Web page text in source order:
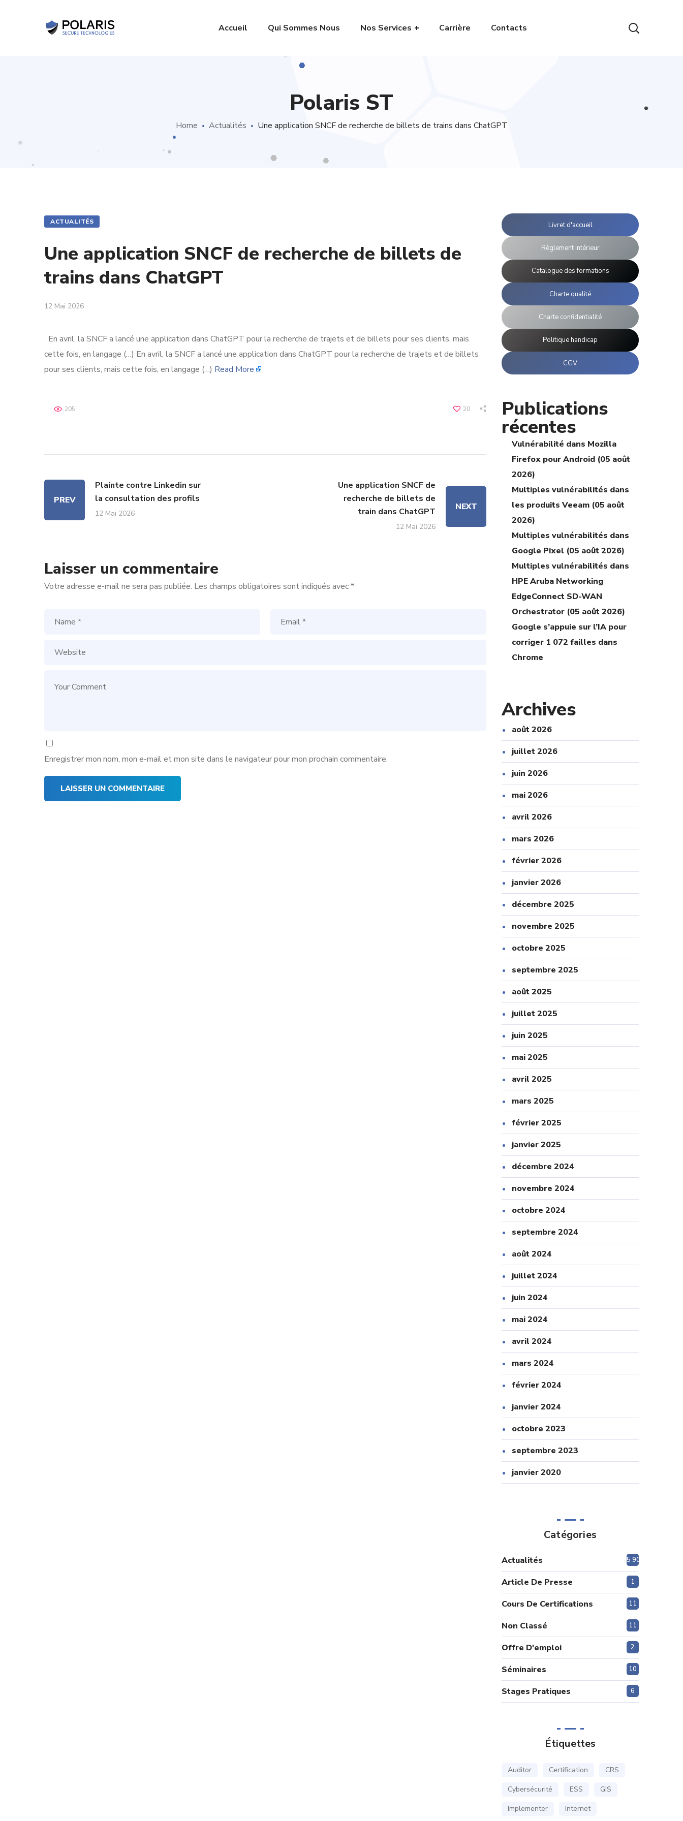
Accueil Qui Sommes Nous Nos Services Carrière Contacts
Polaris ST
Home Actualités Une application SNCF de recherche de billets de trains dans ChatGPT
ACTUALITÉS
Une application SNCF de recherche de billets de
trains dans ChatGPT
12 Mai 2026
En avril, la SNCF a lancé une application dans ChatGPT pour la recherche de trajets et de billets pour ses clients, mais
cette fois, en langage (…) En avril, la SNCF a lancé une application dans ChatGPT pour la recherche de trajets et de billets
pour ses clients, mais cette fois, en langage (…) Read More
20
205
PREV
Plainte contre Linkedin sur
la consultation des profils
12 Mai 2026
Une application SNCF de
recherche de billets de
train dans ChatGPT
12 Mai 2026
NEXT
Laisser un commentaire
Votre adresse e-mail ne sera pas publiée. Les champs obligatoires sont indiqués avec*
Enregistrer mon nom, mon e-mail et mon site dans le navigateur pour mon prochain commentaire.
Livret d'accueil
Règlement intérieur
Catalogue des formations
Charte qualité
Charte confidentialité
Politique handicap
CGV
Publications
récentes
Vulnérabilité dans Mozilla
Firefox pour Android (05 août
2026)
Multiples vulnérabilités dans
les produits Veeam (05 août
2026)
Multiples vulnérabilités dans
Google Pixel (05 août 2026)
Multiples vulnérabilités dans
HPE Aruba Networking
EdgeConnect SD-WAN
Orchestrator (05 août 2026)
Google s’appuie sur l’IA pour
corriger 1 072 failles dans
Chrome
Archives
août 2026
juillet 2026
juin 2026
mai 2026
avril 2026
mars 2026
février 2026
janvier 2026
décembre 2025
novembre 2025
octobre 2025
septembre 2025
août 2025
juillet 2025
juin 2025
mai 2025
avril 2025
mars 2025
février 2025
janvier 2025
décembre 2024
novembre 2024
octobre 2024
septembre 2024
août 2024
juillet 2024
juin 2024
mai 2024
avril 2024
mars 2024
février 2024
janvier 2024
octobre 2023
septembre 2023
janvier 2020
Catégories
Actualités 5 908
Article De Presse 1
Cours De Certifications 11
Non Classé 11
Offre D'emploi 2
Séminaires 10
Stages Pratiques 6
Étiquettes
Auditor Certification
CRS
Cybersécurité
ESS
GIS
Implementer
Internet